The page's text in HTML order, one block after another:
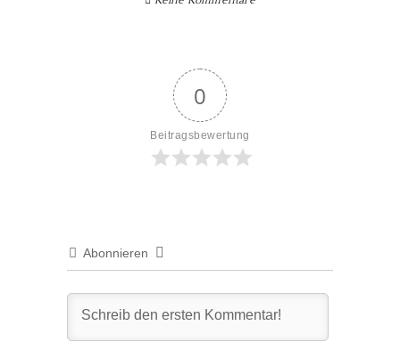
0
Beitragsbewertung
Abonnieren